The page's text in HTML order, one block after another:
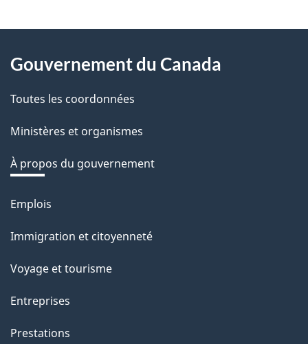
v
o
t
r
r
é
t
r
a
c
i
o
About
this
site
Gouvernement du Canada
Toutes les coordonnées
Ministères et organismes
À propos du gouvernement
Thèmes
sujets
Emplois
Immigration et citoyenneté
Voyage et tourisme
Entreprises
Prestations